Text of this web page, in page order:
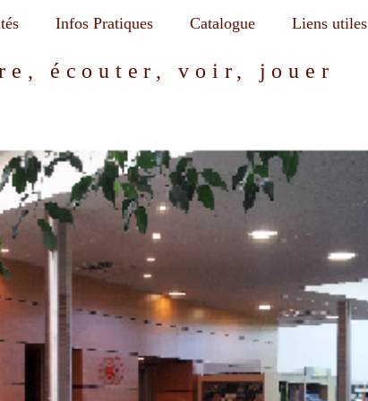
Infos Pratiques Catalogue Liens utiles
écouter, voir, jouer